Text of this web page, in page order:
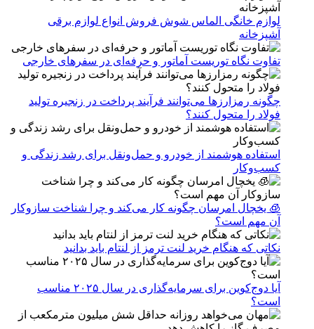
لوازم خانگی الماس شوش فروش انواع لوازم برقی
آشپزخانه
تفاوت نگاه توریست آماتور و حرفه‌ای در سفرهای خارجی
چگونه رمزارزها می‌توانند فرآیند پرداخت در زنجیره تولید
فولاد را متحول کنند؟
استفاده هوشمند از خودرو و حمل‌ونقل برای رشد زندگی و
کسب‌وکار
🧊 یخچال امرسان چگونه کار می‌کند و چرا شناخت سازوکار
آن مهم است؟
نکاتی که هنگام خرید لنت ترمز از لنتام باید بدانید
آیا دوج‌کوین برای سرمایه‌گذاری در سال ۲۰۲۵ مناسب
است؟